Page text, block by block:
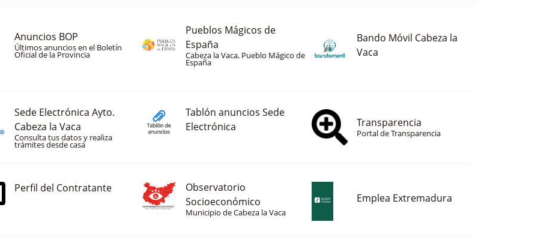
Anuncios BOP
Últimos anuncios en el Boletín
Oficial de la Provincia
Pueblos Mágicos de
España
Cabeza la Vaca, Pueblo Mágico de
España
Bando Móvil Cabeza la
Vaca
Sede Electrónica Ayto.
Cabeza la Vaca
Consulta tus datos y realiza
trámites desde casa
Tablón anuncios Sede
Electrónica
Transparencia
Portal de Transparencia
Perfil del Contratante
Observatorio
Socioeconómico
Municipio de Cabeza la Vaca
Emplea Extremadura